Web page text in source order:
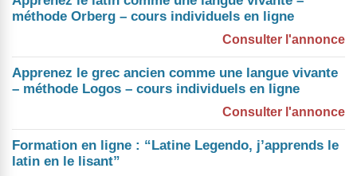
méthode Orberg – cours individuels en ligne
Consulter l'annonce
Apprenez le grec ancien comme une langue vivante
– méthode Logos – cours individuels en ligne
Consulter l'annonce
Formation en ligne : “Latine Legendo, j’apprends le
latin en le lisant”